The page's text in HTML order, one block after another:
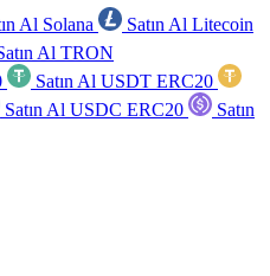
Al Solana
Satın Al Litecoin
Al TRON
Satın Al USDT ERC20
Satın Al USDC ERC20
Satın